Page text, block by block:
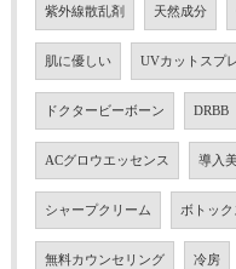
紫外線散乱剤 天然成分
肌に優しい UVカットスプ
ドクタービーボーン DRBB
ACグロウエッセンス 導入
シャープクリーム ボトック
無料カウンセリング 冷房